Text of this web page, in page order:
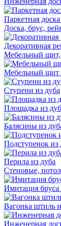
Паркетная
Доска, брус,
Декоративная
Мебельный
Мебельный щит
Ступени из дуба
Площадка из
Балясины из
Подступенок из
Перила из дуба
Стеновые,
Имитация бруса
Вагонка штиль
Инженерная